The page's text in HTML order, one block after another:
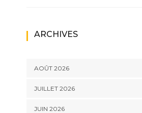
ARCHIVES
AOÛT 2026
JUILLET 2026
JUIN 2026